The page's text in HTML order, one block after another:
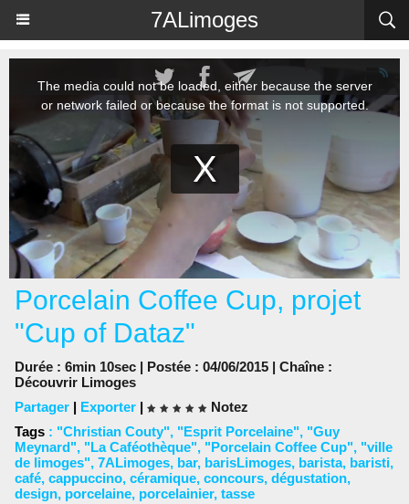
7ALimoges
Porcelain Coffee Cup, projet
"Cup of Dataz"
Durée : 6min 10sec | Postée : 04/06/2015 | Chaîne :
Découvrir Limoges
Partager | Exporter |
Notez
Tags : "Christian Couty", "Esprit Porcelaine", "Guy
Meynard", "La Caféothèque", "Porcelain Coffee Cup", "ville
de limoges", 7ALimoges, bar, barisLimoges, barista, baristi,
café, cappuccino, céramique, concours, dégustation,
design, porcelaine, porcelainier, tasse